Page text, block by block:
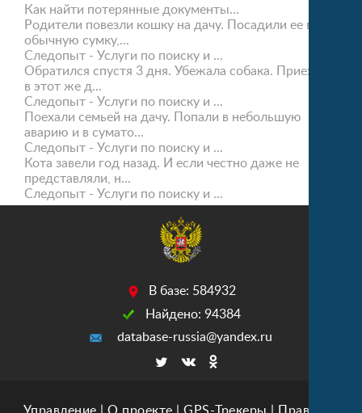
Как найти потерянные документы...
Родители повезли кошку на дачу. Посадили ее в
обычную сумку,...
Следопыт - Услуги по поиску и ...
Обратился спустя 3 дня. Убежала собака. Приехали
в этот же д...
Следопыт - Услуги по поиску и ...
Поехали семьей на дачу. Попали в небольшую
аварию и в сумато...
Следопыт - Услуги по поиску и ...
Кота завели год назад. И если честно даже не
представляли, н...
Следопыт - Услуги по поиску и ...
В базе: 584932
Найдено: 94384
database-russia@yandex.ru